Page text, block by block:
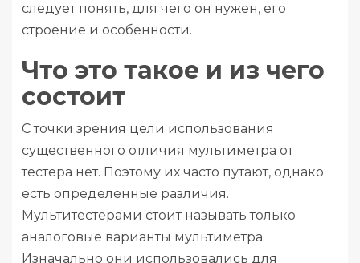
следует понять, для чего он нужен, его
строение и особенности.
Что это такое и из чего
состоит
С точки зрения цели использования
существенного отличия мультиметра от
тестера нет. Поэтому их часто путают, однако
есть определенные различия.
Мультитестерами стоит называть только
аналоговые варианты мультиметра.
Изначально они использовались для